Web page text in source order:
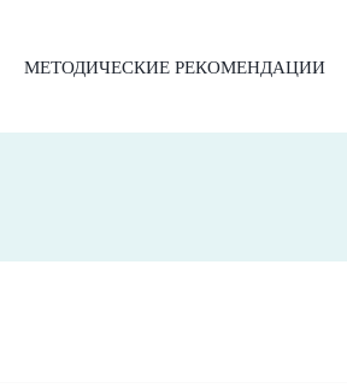
МЕТОДИЧЕСКИЕ РЕКОМЕНДАЦИИ